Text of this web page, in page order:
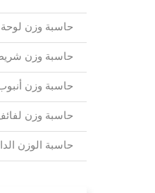
حاسبة وزن لوحة
حاسبة وزن شريط
حاسبة وزن
حاسبة وزن
حاسبة الوزن